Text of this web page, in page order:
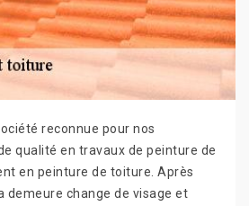
reconnue pour nos
qualité en travaux de peinture de
en peinture de toiture. Après
demeure change de visage et